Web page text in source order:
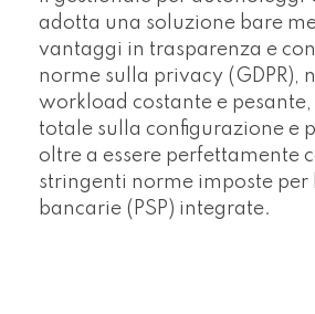
adotta una soluzione bare
vantaggi in trasparenza e
norme sulla privacy (GDPR),
workload costante e
totale sulla configurazione e
oltre a essere perfettamente
stringenti norme imposte per
bancarie (PSP) integrate.